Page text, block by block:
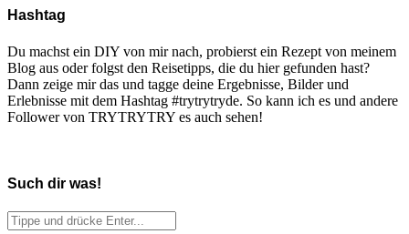
Hashtag
Du machst ein DIY von mir nach, probierst ein Rezept von meinem
Blog aus oder folgst den Reisetipps, die du hier gefunden hast?
Dann zeige mir das und tagge deine Ergebnisse, Bilder und
Erlebnisse mit dem Hashtag #trytrytryde. So kann ich es und andere
Follower von TRYTRYTRY es auch sehen!
Such dir was!